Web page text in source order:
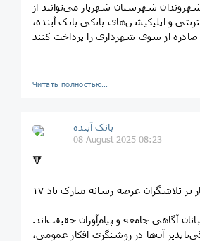
شهرستان شهریار می‌توانند از
و اپلیکیشن‌های بانکی بانک آینده،
Читать полностью…
بانک آینده
08 August 2025 08:23
🔻
بر تلاشگران عرصه رسانه مبارک باد
آگاهی جامعه و پیام‌آوران حقیقت‌اند.
آن‌ها در روشنگری افکار عمومی،